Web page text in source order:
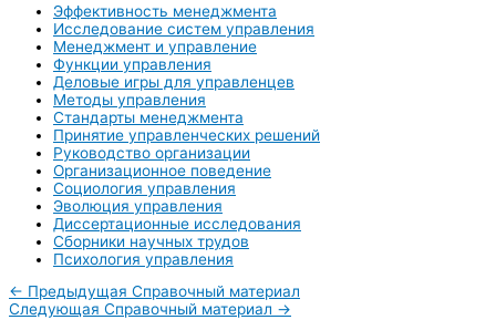
Эффективность менеджмента
Исследование систем управления
Менеджмент и управление
Функции управления
Деловые игры для управленцев
Методы управления
Стандарты менеджмента
Принятие управленческих решений
Руководство организации
Организационное поведение
Социология управления
Эволюция управления
Диссертационные исследования
Сборники научных трудов
Психология управления
← Предыдущая Справочный материал
Следующая Справочный материал →